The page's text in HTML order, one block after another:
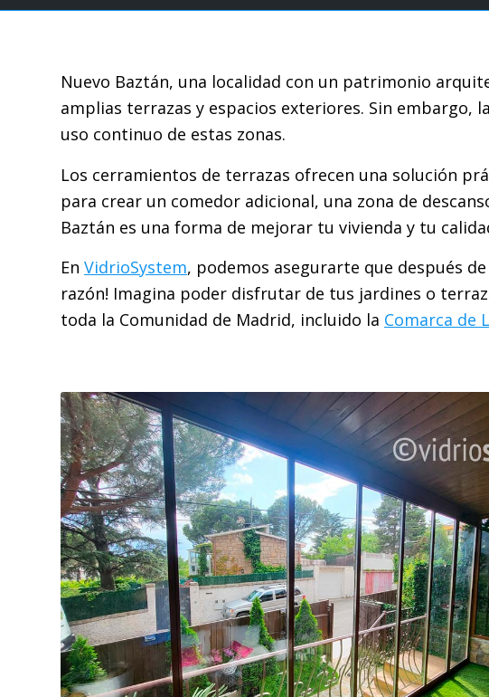
Nuevo Baztán, una localidad con un patrimonio
amplias terrazas y espacios exteriores. Sin
uso continuo de estas zonas.
Los cerramientos de terrazas ofrecen una solución
para crear un comedor adicional, una zona de
Baztán es una forma de mejorar tu vivienda y tu
En VidrioSystem, podemos asegurarte que después
razón! Imagina poder disfrutar de tus jardines o
toda la Comunidad de Madrid, incluido la Comarca de